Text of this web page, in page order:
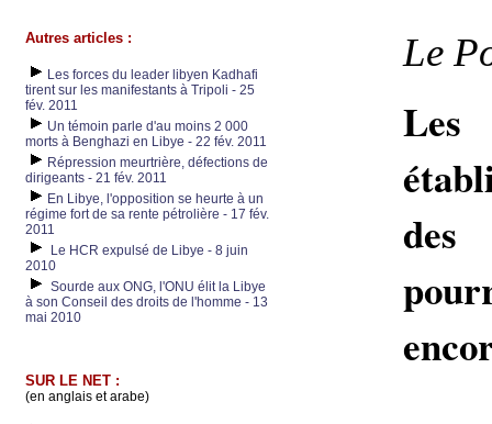
Autres articles :
Les forces du leader libyen Kadhafi
tirent sur les manifestants à Tripoli - 25
fév. 2011
Un témoin parle d'au moins 2 000
morts à Benghazi en Libye - 22 fév. 2011
Répression meurtrière, défections de
dirigeants - 21 fév. 2011
En Libye, l'opposition se heurte à un
régime fort de sa rente pétrolière - 17 fév.
2011
Le HCR expulsé de Libye - 8 juin
2010
Sourde aux ONG, l'ONU élit la Libye
à son Conseil des droits de l'homme - 13
mai 2010
SUR LE NET :
(en anglais et arabe)
Le
Les